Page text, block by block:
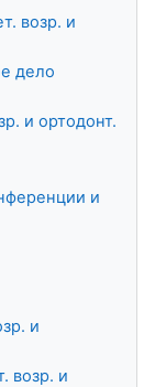
возр. и
дело
и ортодонт.
и
и
возр. и